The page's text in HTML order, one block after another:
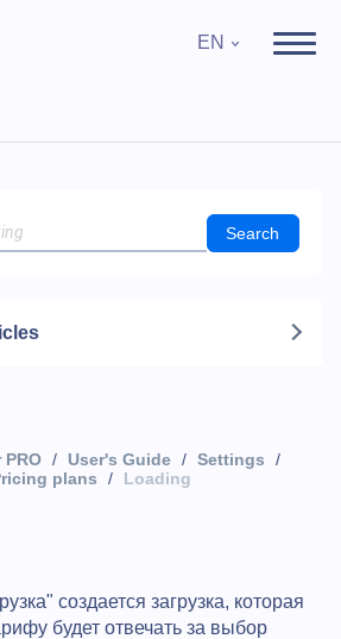
EN
Search
PRO User's Guide
Settings
plans Loading
создается загрузка, которая
будет отвечать за выбор